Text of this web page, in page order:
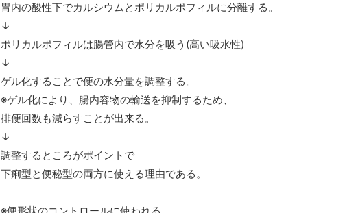
胃内の酸性下でカルシウムとポリカルボフィルに分離する。
↓
ポリカルボフィルは腸管内で水分を吸う(高い吸水性)
↓
ゲル化することで便の水分量を調整する。
※ゲル化により、腸内容物の輸送を抑制するため、
排便回数も減らすことが出来る。
↓
調整するところがポイントで
下痢型と便秘型の両方に使える理由である。